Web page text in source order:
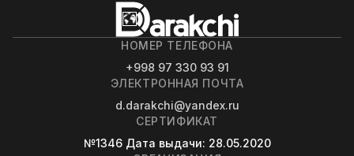
НОМЕР ТЕЛЕФОНА
+998 97 330 93 91
ЭЛЕКТРОННАЯ ПОЧТА
d.darakchi@yandex.ru
СЕРТИФИКАТ
№1346 Дата выдачи: 28.05.2020